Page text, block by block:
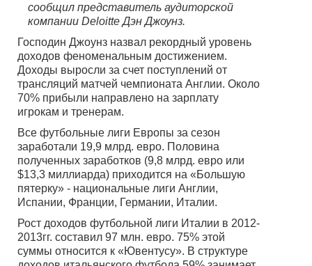
сообщил представитель аудиторской
компании Deloitte Дэн Джоунз.
Господин Джоунз назвал рекордный уровень
доходов феноменальным достижением.
Доходы выросли за счет поступлений от
трансляций матчей чемпионата Англии. Около
70% прибыли направлено на зарплату
игрокам и тренерам.
Все футбольные лиги Европы за сезон
заработали 19,9 млрд. евро. Половина
полученных заработков (9,8 млрд. евро или
$13,3 миллиарда) приходится на «Большую
пятерку» - национальные лиги Англии,
Испании, Франции, Германии, Италии.
Рост доходов футбольной лиги Италии в 2012-
2013гг. составил 97 млн. евро. 75% этой
суммы относится к «Ювентусу». В структуре